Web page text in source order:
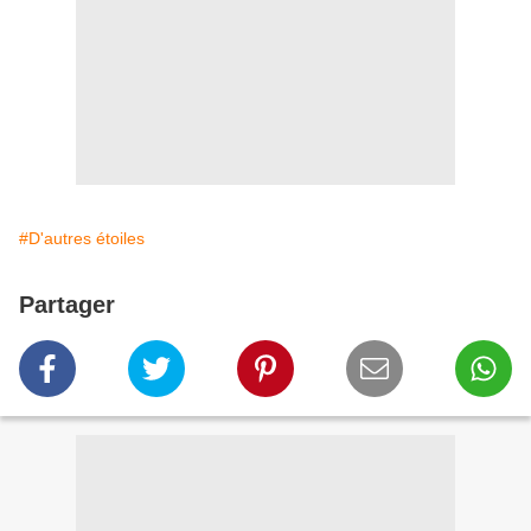
#D'autres étoiles
Partager